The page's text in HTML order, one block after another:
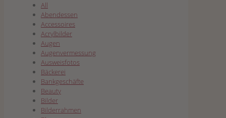
All
Abendessen
Accessoires
Acrylbilder
Augen
Augenvermessung
Ausweisfotos
Bäckerei
Bankgeschäfte
Beauty
Bilder
Bilderrahmen